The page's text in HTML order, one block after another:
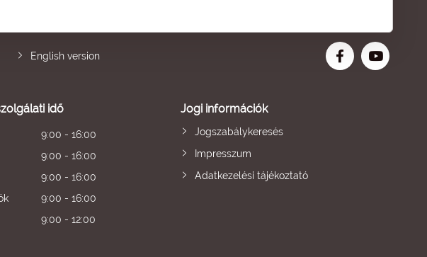
English version
idő
9:00 - 16:00
9:00 - 16:00
9:00 - 16:00
9:00 - 16:00
9:00 - 12:00
Jogi információk
Jogszabálykeresés
Impresszum
Adatkezelési tájékoztató